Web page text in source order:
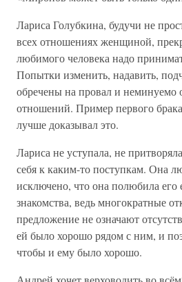
Лариса Голубкина, будучи не
всех отношениях женщиной,
любимого человека надо
Попытки изменить, надавить,
обречены на провал и неминуемо
отношений. Пример первого
лучше доказывал это.
Лариса не уступала, не
себя к каким-то поступкам. Она
исключено, что она полюбила его
знакомства, ведь многократные
предложение не означают
ей было хорошо рядом с ним, и
чтобы и ему было хорошо.